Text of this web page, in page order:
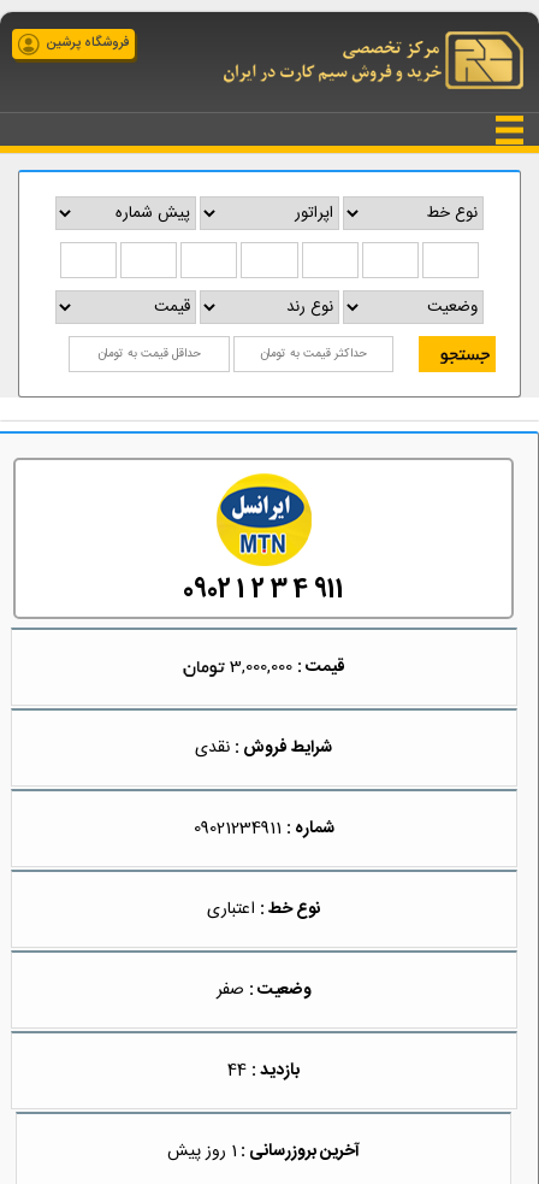
فروشگاه پرشین
0902 1 2 3 4 911
قیمت : 3,000,000
شرایط فروش : نقدی
شماره : 09021234911
نوع خط : اعتباری
وضعیت : صفر
بازدید :
آخرین بروزرسانی : 1 روز پیش